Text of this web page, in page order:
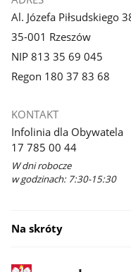
Al. Józefa Piłsudskiego
35-001 Rzeszów
NIP 813 35 69 045
Regon 180 37 83 68
KONTAKT
Infolinia dla Obywatela
17 785 00 44
W dni robocze
w godzinach: 7:30-15:30
Na skróty